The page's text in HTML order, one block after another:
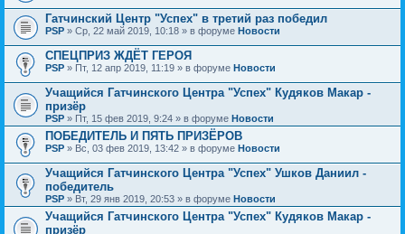
Гатчинский Центр "Успех" в третий раз победил
PSP » Ср, 22 май 2019, 10:18 » в форуме Новости
СПЕЦПРИЗ ЖДЁТ ГЕРОЯ
PSP » Пт, 12 апр 2019, 11:19 » в форуме Новости
Учащийся Гатчинского Центра "Успех" Кудяков Макар -
призёр
PSP » Пт, 15 фев 2019, 9:24 » в форуме Новости
ПОБЕДИТЕЛЬ И ПЯТЬ ПРИЗЁРОВ
PSP » Вс, 03 фев 2019, 13:42 » в форуме Новости
Учащийся Гатчинского Центра "Успех" Ушков Даниил -
победитель
PSP » Вт, 29 янв 2019, 20:53 » в форуме Новости
Учащийся Гатчинского Центра "Успех" Кудяков Макар -
призёр